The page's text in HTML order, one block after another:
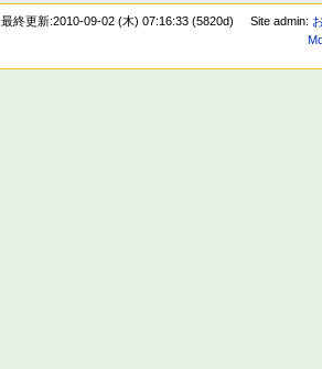
最終更新:2010-09-02 (木) 07:16:33 (5820d) Site admin: